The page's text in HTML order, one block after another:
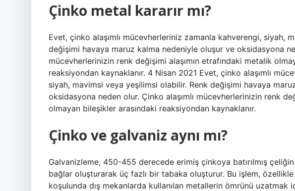
Çinko metal kararır mı?
Evet, çinko alaşımlı mücevherleriniz zamanla kahverengi, siyah,
değişimi havaya maruz kalma nedeniyle oluşur ve oksidasyona
mücevherlerinizin renk değişimi alaşımın etrafındaki metalik
reaksiyondan kaynaklanır. 4 Nisan 2021 Evet, çinko alaşımlı
siyah, mavimsi veya yeşilimsi olabilir. Renk değişimi havaya
oksidasyona neden olur. Çinko alaşımlı mücevherlerinizin renk
olmayan bileşikler arasındaki reaksiyondan kaynaklanır.
Çinko ve galvaniz aynı mı?
Galvanizleme, 450-455 derecede erimiş çinkoya batırılmış
bağlar oluşturarak üç fazlı bir tabaka oluşturur. Bu işlem,
koşulunda dış mekanlarda kullanılan metallerin ömrünü uzatmak